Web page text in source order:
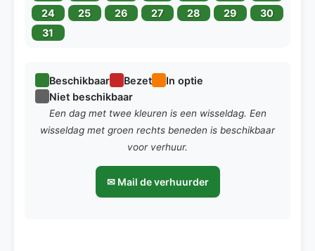
24
25 26 27 28 29
30
31
Beschikbaar Bezet
In optie
Niet beschikbaar
Een dag met twee kleuren is een wisseldag. Een
wisseldag met groen rechts beneden is beschikbaar
voor verhuur.
✉ Mail de verhuurder